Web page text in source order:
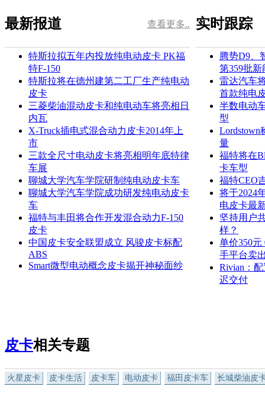
查看更多..
最新报道
特斯拉拟五年内投放纯电动皮卡 PK福
特F-150
特斯拉将在德州建第二工厂生产纯电动
皮卡
三菱柴油混动皮卡和纯电动车将亮相日
内瓦
X-Truck插电式混合动力皮卡2014年上
市
三款全尺寸电动皮卡将亮相明年底特律
车展
聊城大学汽车学院研制纯电动皮卡车
聊城大学汽车学院成功研发纯电动皮卡
车
福特与丰田将合作开发混合动力F-150
皮卡
中国皮卡安全联盟成立 风骏皮卡标配
ABS
Smart微型电动概念皮卡揭开神秘面纱
实时跟踪
腾势D9、
第359批
雷达汽车
首款纯电
半数电动
型
Lordstown
量
福特将在
卡车型
福特CEO
将于2024
电皮卡最
坚持用户
样？
单价350
手平台卖
Rivian：
迟交付
皮卡相关专题
火星皮卡 皮卡生活 皮卡车 电动皮卡 福田皮卡车 长城柴油皮